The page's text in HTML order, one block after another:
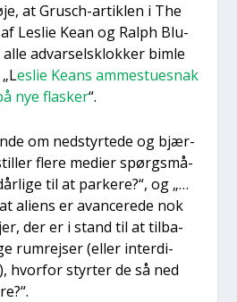
at Grusch-artik­len i The
Les­lie Kean og Ralph Blu­
advar­sels­klok­ker bim­le
eslie Keans ammestu­esnak
nye fla­sker“.
om nedstyr­te­de og bjær­
fle­re medi­er spørgs­må­
til at par­ke­re?“, og „…
ali­ens er avan­ce­re­de nok
der er i stand til at til­ba­
rum­rej­ser (eller inter­di­
hvor­for styr­ter de så ned